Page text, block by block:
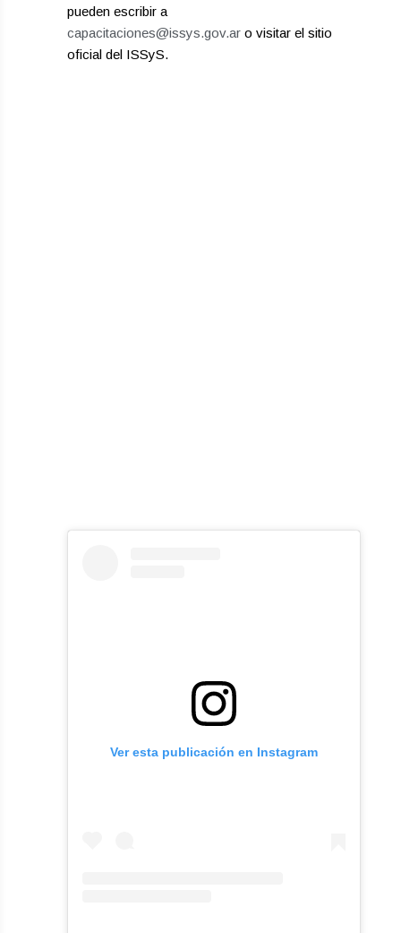
pueden escribir a
capacitaciones@issys.gov.ar o visitar el sitio
oficial del ISSyS.
Ver esta publicación en Instagram